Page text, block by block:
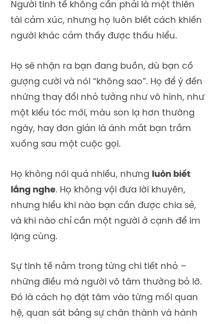
Người tinh tế không cần phải là một thiên
tài cảm xúc, nhưng họ luôn biết cách khiến
người khác cảm thấy được thấu hiểu.
Họ sẽ nhận ra bạn đang buồn, dù bạn cố
gượng cười và nói “không sao”. Họ để ý đến
những thay đổi nhỏ tưởng như vô hình, như
một kiểu tóc mới, màu son lạ hơn thường
ngày, hay đơn giản là ánh mắt bạn trầm
xuống sau một cuộc gọi.
Họ không nói quá nhiều, nhưng
luôn biết
lắng nghe. Họ không vội đưa lời khuyên,
nhưng hiểu khi nào bạn cần được chia sẻ,
và khi nào chỉ cần một người ở cạnh để im
lặng cùng.
Sự tinh tế nằm trong từng chi tiết nhỏ –
những điều mà người vô tâm thường bỏ lỡ.
Đó là cách họ đặt tâm vào từng mối quan
hệ, quan sát bằng sự chân thành và hành